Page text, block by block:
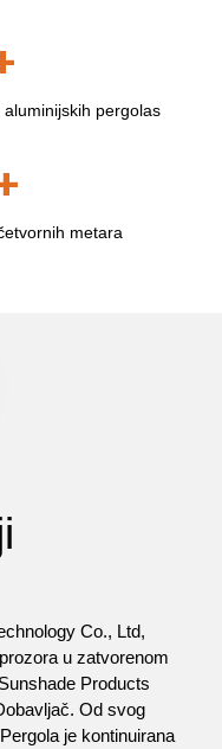
pergolas
metara
Co., Ltd,
u zatvorenom
Products
Od svog
je kontinuirana